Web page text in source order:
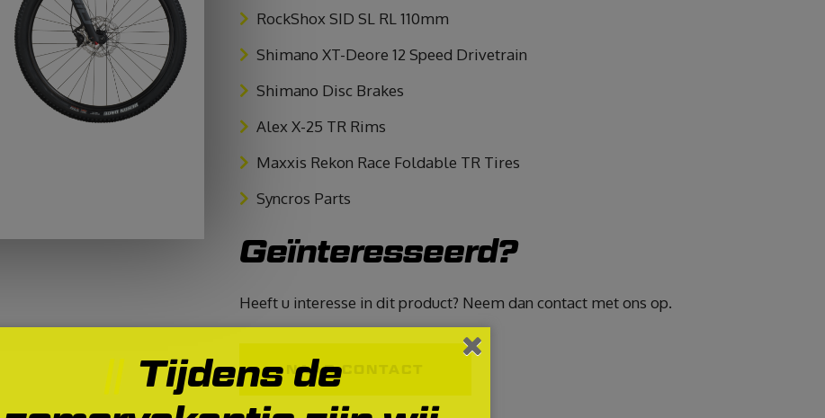
RockShox SID SL RL 110mm
Shimano XT-Deore 12 Speed Drivetrain
Shimano Disc Brakes
Alex X-25 TR Rims
Maxxis Rekon Race Foldable TR Tires
Syncros Parts
Geïnteresseerd?
Heeft u interesse in dit product? Neem dan contact met ons op.
NAAR CONTACT
Tijdens de